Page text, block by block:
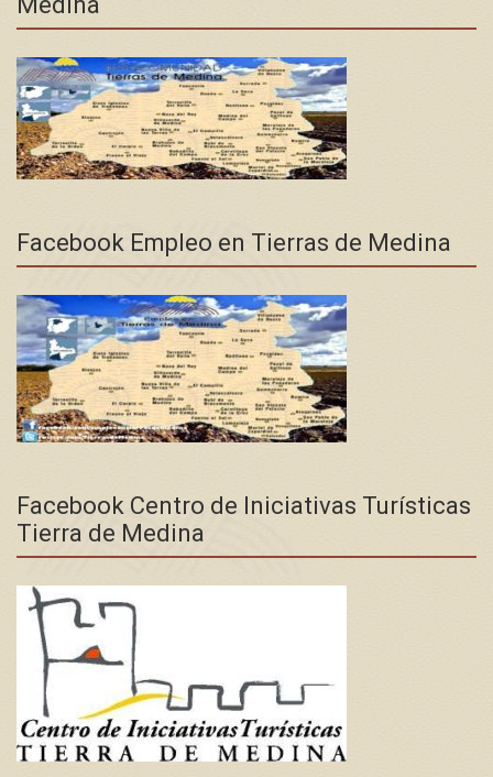
Facebook Empleo en Tierras de Medina
Facebook Centro de Iniciativas Turísticas
Tierra de Medina